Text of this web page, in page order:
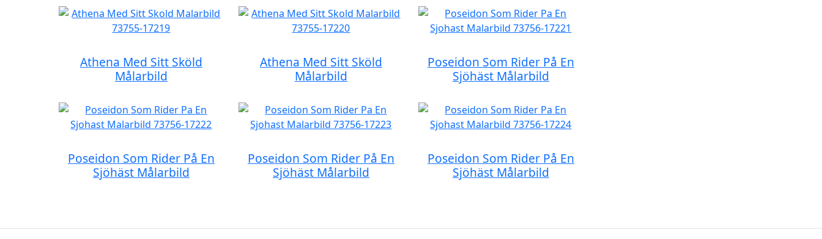
Athena Med Sitt Sköld
Målarbild
Athena Med Sitt Sköld
Målarbild
Poseidon Som Rider På En
Sjöhäst Målarbild
Poseidon Som Rider På En
Sjöhäst Målarbild
Poseidon Som Rider På En
Sjöhäst Målarbild
Poseidon Som Rider På En
Sjöhäst Målarbild